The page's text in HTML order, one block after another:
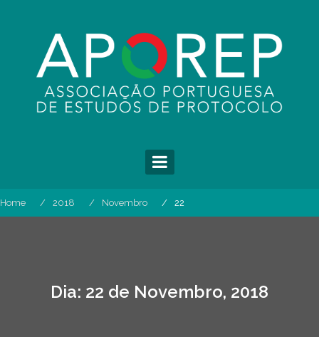
Home 2018 Novembro 22
Dia: 22 de Novembro, 2018